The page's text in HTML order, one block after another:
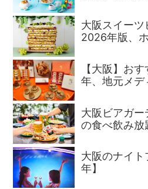
大阪スイーツ
2026年版、
【大阪】お
年、地元メ
大阪ビアガ
の食べ飲み
大阪のナイ
年】